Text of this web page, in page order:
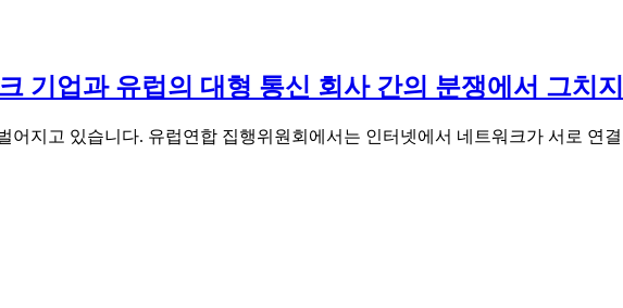
기업과 유럽의 대형 통신 회사 간의 분쟁에서 그치
지고 있습니다. 유럽연합 집행위원회에서는 인터넷에서 네트워크가 서로 연